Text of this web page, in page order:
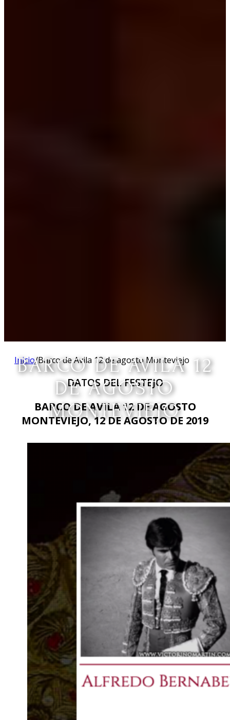
BARCO DE AVILA 12
DE AGOSTO
MONTEVIEJO
Inicio/Barco de Avila 12 de agosto Monteviejo
DATOS DEL FESTEJO
BARCO DE AVILA 12 DE AGOSTO
MONTEVIEJO, 12 DE AGOSTO DE 2019